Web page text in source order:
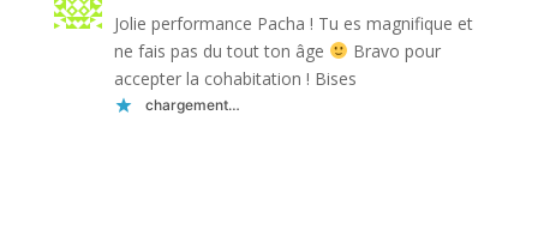
Jolie performance Pacha ! Tu es magnifique et
ne fais pas du tout ton âge
Bravo pour
accepter la cohabitation ! Bises
chargement…